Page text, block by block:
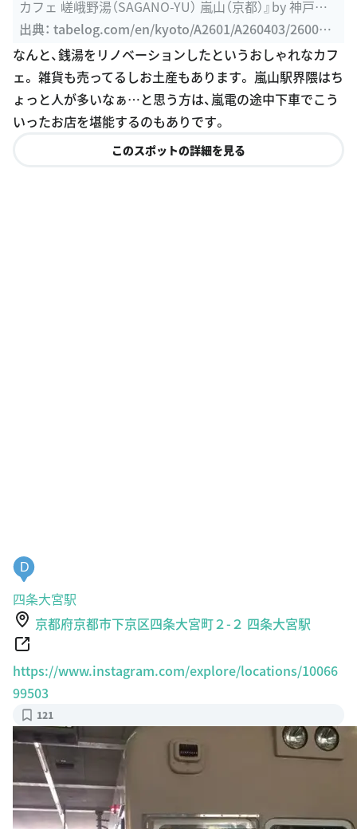
カフェ 嵯峨野湯（SAGANO-YU） 嵐山（京都）』by 神戸の
金庫屋のバカ ...
出典： tabelog.com/en/kyoto/A2601/A260403/260052
50/dtlrvwlst/3979482
なんと、銭湯をリノベーションしたというおしゃれなカフ
ェ。 雑貨も売ってるしお土産もあります。 嵐山駅界隈はち
ょっと人が多いなぁ…と思う方は、嵐電の途中下車でこう
いったお店を堪能するのもありです。
このスポットの詳細を見る
D
四条大宮駅
京都府京都市下京区四条大宮町２-２ 四条大宮駅
https://www.instagram.com/explore/locations/10066
99503
121